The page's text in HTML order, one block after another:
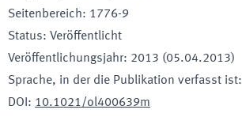
Seitenbereich: 1776-9
Status: Veröffentlicht
Veröffentlichungsjahr: 2013 (05.04.2013)
Sprache, in der die Publikation verfasst ist:
DOI : 10.1021/ol400639m